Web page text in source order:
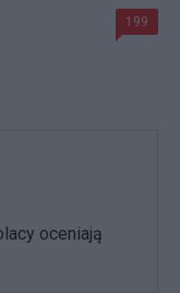
199
oceniają